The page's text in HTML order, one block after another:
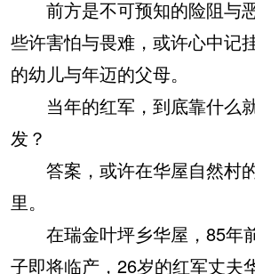
前方是不可预知的险阻与
些许害怕与畏难，或许心中记
的幼儿与年迈的父母。
当年的红军，到底靠什么
发？
答案，或许在华屋自然村
里。
在瑞金叶坪乡华屋，85年
子即将临产，26岁的红军丈夫